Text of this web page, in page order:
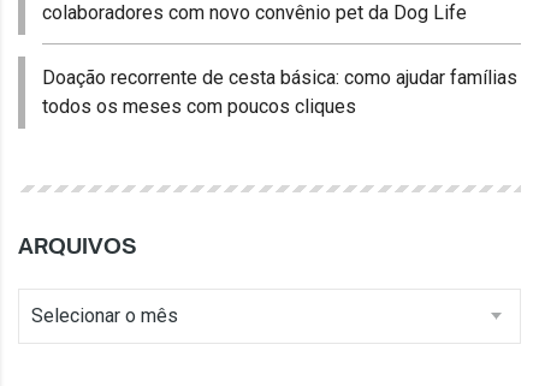
colaboradores com novo convênio pet da Dog Life
Doação recorrente de cesta básica: como ajudar famílias
todos os meses com poucos cliques
ARQUIVOS
Selecionar o mês